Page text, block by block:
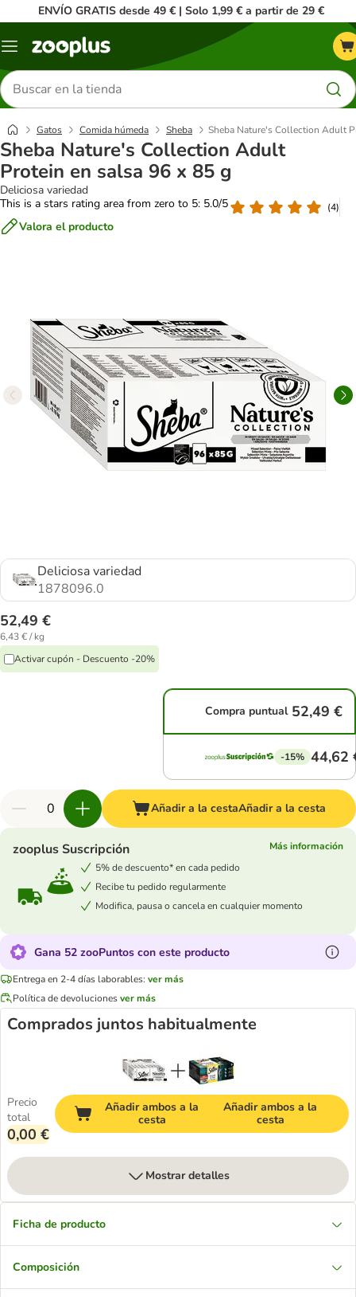
ENVÍO GRATIS desde 49 € | Solo 1,99 € a partir de 29 €
Menú
Buscar
productos
Gatos Comida húmeda Sheba Sheba Nature's Collection Adult
Sheba Nature's Collection Adult
Protein en salsa 96 x 85 g
Deliciosa variedad
This is a stars rating area from zero to 5: 5.0/5
(4)
Valora el producto
Deliciosa variedad
1878096.0
52,49 €
6,43 € / kg
Activar cupón - Descuento -20%
Compra puntual 52,49 €
-15% 44,62
Añadir a la cestaAñadir a la cesta
zooplus Suscripción
Más información
5% de descuento* en cada pedido
Recibe tu pedido regularmente
Modifica, pausa o cancela en cualquier momento
Gana 52 zooPuntos con este producto
Entrega en 2-4 días laborables: ver más
Política de devolucionesver más
Comprados juntos habitualmente
Precio
total
0,00 €
Añadir ambos a la
cesta
Añadir ambos a la
cesta
Mostrar detalles
Ficha de producto
Composición